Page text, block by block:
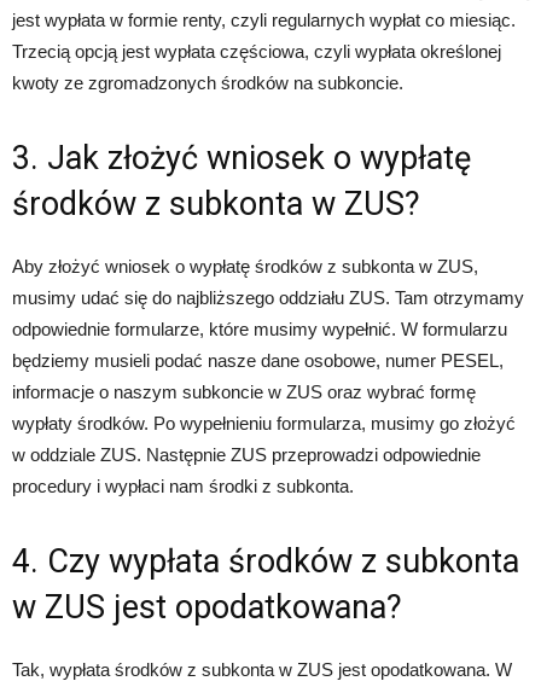
jest wypłata w formie renty, czyli regularnych wypłat co miesiąc.
Trzecią opcją jest wypłata częściowa, czyli wypłata określonej
kwoty ze zgromadzonych środków na subkoncie.
3. Jak złożyć wniosek o wypłatę
środków z subkonta w ZUS?
Aby złożyć wniosek o wypłatę środków z subkonta w ZUS,
musimy udać się do najbliższego oddziału ZUS. Tam otrzymamy
odpowiednie formularze, które musimy wypełnić. W formularzu
będziemy musieli podać nasze dane osobowe, numer PESEL,
informacje o naszym subkoncie w ZUS oraz wybrać formę
wypłaty środków. Po wypełnieniu formularza, musimy go złożyć
w oddziale ZUS. Następnie ZUS przeprowadzi odpowiednie
procedury i wypłaci nam środki z subkonta.
4. Czy wypłata środków z subkonta
w ZUS jest opodatkowana?
Tak, wypłata środków z subkonta w ZUS jest opodatkowana. W